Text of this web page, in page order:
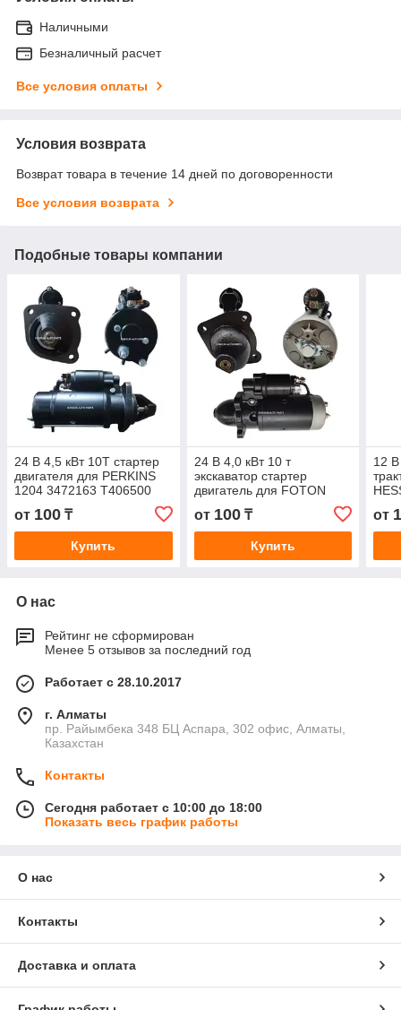
Наличными
Безналичный расчет
Все условия оплаты
Условия возврата
Возврат товара в течение 14 дней по договоренности
Все условия возврата
Подобные товары компании
24 В 4,5 кВт 10T стартер
двигателя для PERKINS
1204 3472163 T406500
от 100 ₸
Купить
24 В 4,0 кВт 10 т
экскаватор стартер
двигатель для FOTON
Perkins CATERPILLAR
312B VOLVO
CONSTRUCTION
T63701001
от 100₸
Купить
12
от
О нас
Рейтинг не сформирован
Менее 5 отзывов за последний год
Работает с 28.10.2017
г. Алматы
пр. Райымбека 348 БЦ Аспара, 302 офис, Алматы,
Казахстан
Контакты
Сегодня работает с 10:00 до 18:00
Показать весь график работы
О нас
Контакты
Доставка и оплата